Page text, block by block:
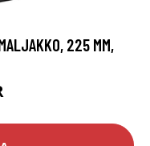
225 MM,